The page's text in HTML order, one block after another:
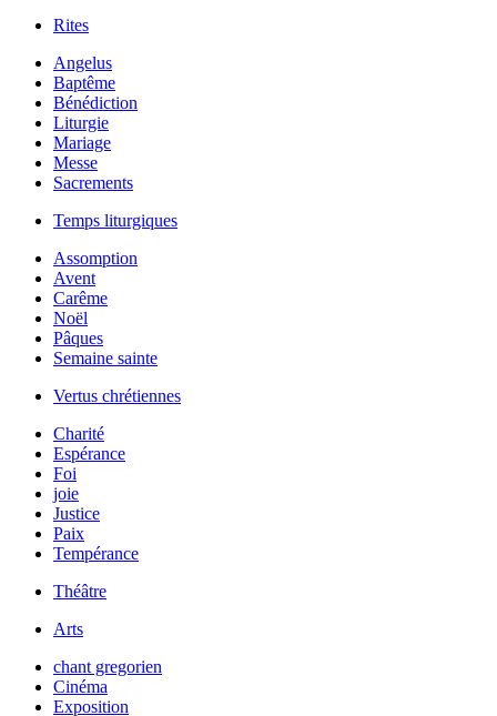
Rites
Angelus
Baptême
Bénédiction
Liturgie
Mariage
Messe
Sacrements
Temps liturgiques
Assomption
Avent
Carême
Noël
Pâques
Semaine sainte
Vertus chrétiennes
Charité
Espérance
Foi
joie
Justice
Paix
Tempérance
Théâtre
Arts
chant gregorien
Cinéma
Exposition